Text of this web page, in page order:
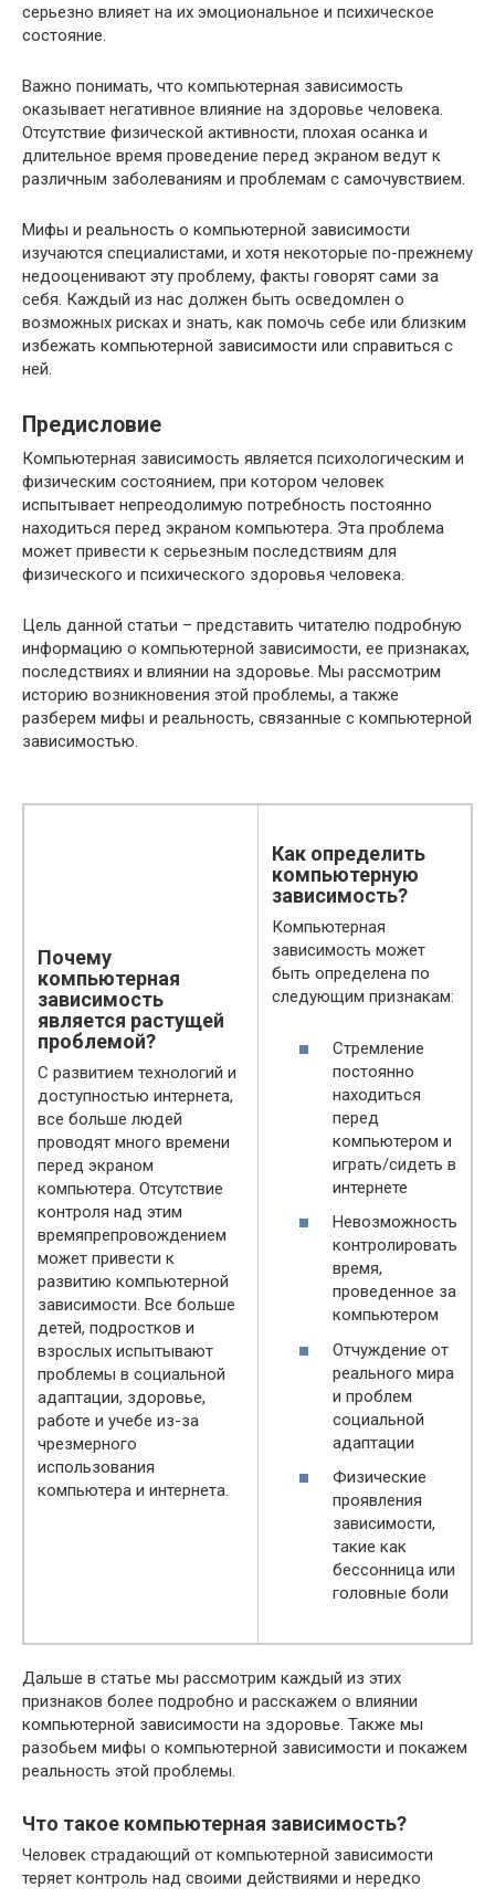
серьезно влияет на их эмоциональное и психическое
состояние.
Важно понимать, что компьютерная зависимость
оказывает негативное влияние на здоровье человека.
Отсутствие физической активности, плохая осанка и
длительное время проведение перед экраном ведут к
различным заболеваниям и проблемам с самочувствием.
Мифы и реальность о компьютерной зависимости
изучаются специалистами, и хотя некоторые по-прежнему
недооценивают эту проблему, факты говорят сами за
себя. Каждый из нас должен быть осведомлен о
возможных рисках и знать, как помочь себе или близким
избежать компьютерной зависимости или справиться с
ней.
Предисловие
Компьютерная зависимость является психологическим и
физическим состоянием, при котором человек
испытывает непреодолимую потребность постоянно
находиться перед экраном компьютера. Эта проблема
может привести к серьезным последствиям для
физического и психического здоровья человека.
Цель данной статьи – представить читателю подробную
информацию о компьютерной зависимости, ее признаках,
последствиях и влиянии на здоровье. Мы рассмотрим
историю возникновения этой проблемы, а также
разберем мифы и реальность, связанные с компьютерной
зависимостью.
Почему
компьютерная
зависимость
является растущей
проблемой?
С развитием технологий и
доступностью интернета,
все больше людей
проводят много времени
перед экраном
компьютера. Отсутствие
контроля над этим
времяпрепровождением
может привести к
развитию компьютерной
зависимости. Все больше
детей, подростков и
взрослых испытывают
проблемы в социальной
адаптации, здоровье,
работе и учебе из-за
чрезмерного
использования
компьютера и интернета.
Как определить
компьютерную
зависимость?
Компьютерная
зависимость может
быть определена по
следующим признакам:
Стремление
постоянно
находиться
перед
компьютером и
играть/сидеть в
интернете
Невозможность
контролировать
время,
проведенное за
компьютером
Отчуждение от
реального мира
и проблем
социальной
адаптации
Физические
проявления
зависимости,
такие как
бессонница или
головные боли
Дальше в статье мы рассмотрим каждый из этих
признаков более подробно и расскажем о влиянии
компьютерной зависимости на здоровье. Также мы
разобьем мифы о компьютерной зависимости и покажем
реальность этой проблемы.
Что такое компьютерная зависимость?
Человек страдающий от компьютерной зависимости
теряет контроль над своими действиями и нередко